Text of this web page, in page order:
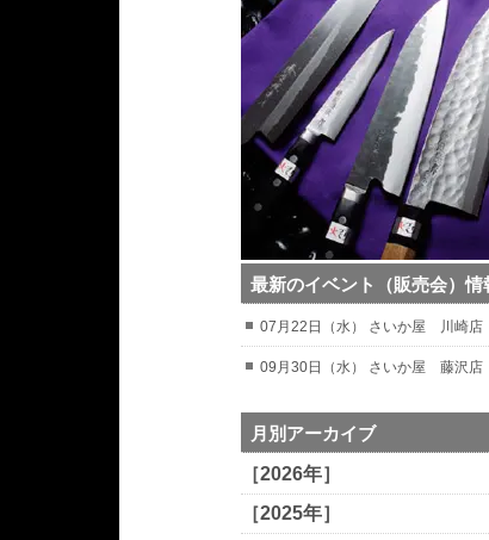
最新のイベント（販売会）情
07月22日（水） さいか屋 川崎店
09月30日（水） さいか屋 藤沢
月別アーカイブ
［2026年］
［2025年］